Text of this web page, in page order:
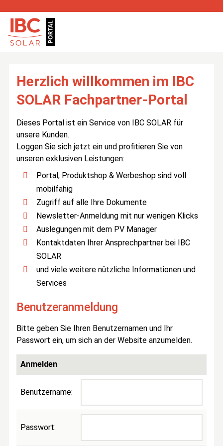
Herzlich willkommen im IBC
SOLAR Fachpartner-Portal
Dieses Portal ist ein Service von IBC SOLAR für
unsere Kunden.
Loggen Sie sich jetzt ein und profitieren Sie von
unseren exklusiven Leistungen:
Portal, Produktshop & Werbeshop sind voll
mobilfähig
Zugriff auf alle Ihre Dokumente
Newsletter-Anmeldung mit nur wenigen Klicks
Auslegungen mit dem PV Manager
Kontaktdaten Ihrer Ansprechpartner bei IBC
SOLAR
und viele weitere nützliche Informationen und
Services
Benutzeranmeldung
Bitte geben Sie Ihren Benutzernamen und Ihr
Passwort ein, um sich an der Website anzumelden.
Anmelden
Benutzername:
Passwort: